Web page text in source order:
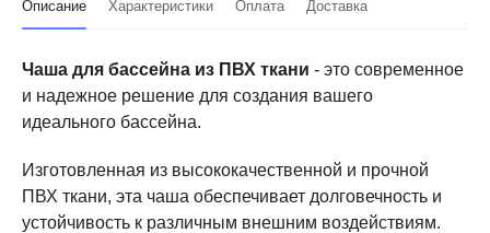
Описание Характеристики Оплата Доставка
Чаша для бассейна из ПВХ ткани - это современное
и надежное решение для создания вашего
идеального бассейна.
Изготовленная из высококачественной и прочной
ПВХ ткани, эта чаша обеспечивает долговечность и
устойчивость к различным внешним воздействиям.